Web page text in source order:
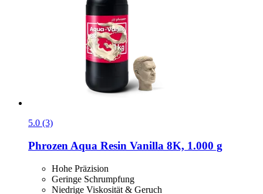
5.0 (3)
Phrozen Aqua Resin Vanilla 8K, 1.000 g
Hohe Präzision
Geringe Schrumpfung
Niedrige Viskosität & Geruch